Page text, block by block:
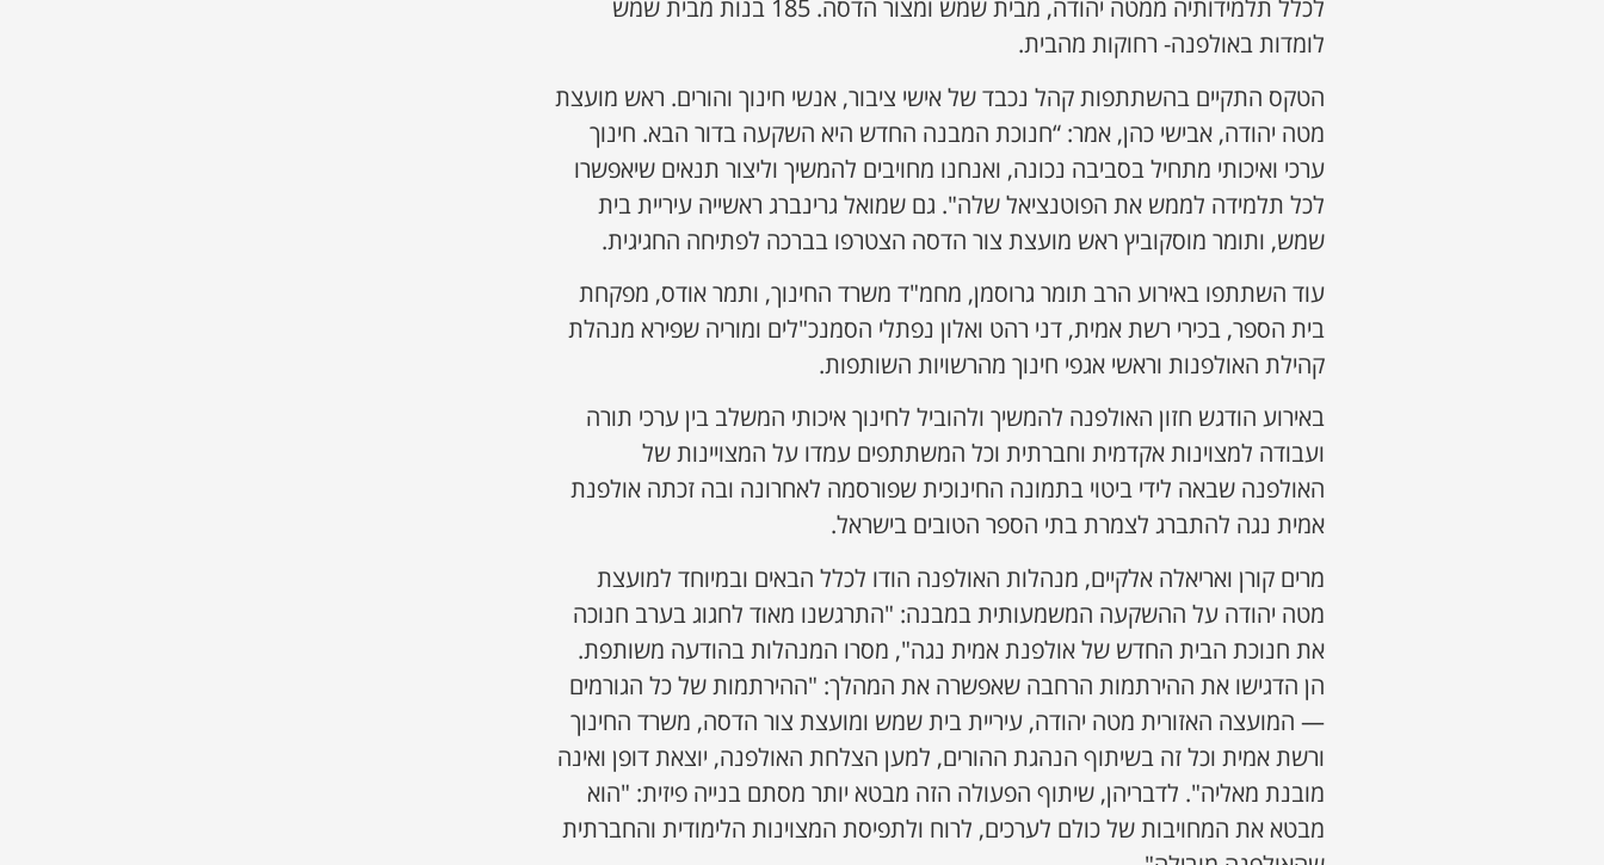
לכלל תלמידותיה ממטה יהודה, מבית שמש ומצור הדסה. 185 בנות מבית שמש
לומדות באולפנה- רחוקות מהבית.
הטקס התקיים בהשתתפות קהל נכבד של אישי ציבור, אנשי חינוך והורים. ראש מועצת
מטה יהודה, אבישי כהן, אמר: “חנוכת המבנה החדש היא השקעה בדור הבא. חינוך
ערכי ואיכותי מתחיל בסביבה נכונה, ואנחנו מחויבים להמשיך וליצור תנאים שיאפשרו
לכל תלמידה לממש את הפוטנציאל שלה". גם שמואל גרינברג ראשייה עיריית בית
שמש, ותומר מוסקוביץ ראש מועצת צור הדסה הצטרפו בברכה לפתיחה החגיגית.
עוד השתתפו באירוע הרב תומר גרוסמן, מחמ"ד משרד החינוך, ותמר אודס, מפקחת
בית הספר, בכירי רשת אמית, דני רהט ואלון נפתלי הסמנכ"לים ומוריה שפירא מנהלת
קהילת האולפנות וראשי אגפי חינוך מהרשויות השותפות.
באירוע הודגש חזון האולפנה להמשיך ולהוביל לחינוך איכותי המשלב בין ערכי תורה
ועבודה למצוינות אקדמית וחברתית וכל המשתתפים עמדו על המצויינות של
האולפנה שבאה לידי ביטוי בתמונה החינוכית שפורסמה לאחרונה ובה זכתה אולפנת
אמית נגה להתברג לצמרת בתי הספר הטובים בישראל.
מרים קורן ואריאלה אלקיים, מנהלות האולפנה הודו לכלל הבאים ובמיוחד למועצת
מטה יהודה על ההשקעה המשמעותית במבנה: "התרגשנו מאוד לחגוג בערב חנוכה
את חנוכת הבית החדש של אולפנת אמית נגה", מסרו המנהלות בהודעה משותפת.
הן הדגישו את ההירתמות הרחבה שאפשרה את המהלך: "ההירתמות של כל הגורמים
— המועצה האזורית מטה יהודה, עיריית בית שמש ומועצת צור הדסה, משרד החינוך
ורשת אמית וכל זה בשיתוף הנהגת ההורים, למען הצלחת האולפנה, יוצאת דופן ואינה
מובנת מאליה". לדבריהן, שיתוף הפעולה הזה מבטא יותר מסתם בנייה פיזית: "הוא
מבטא את המחויבות של כולם לערכים, לרוח ולתפיסת המצוינות הלימודית והחברתית